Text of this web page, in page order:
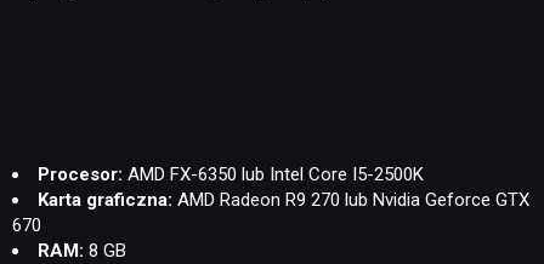
Procesor: AMD FX-6350 lub Intel Core I5-2500K
Karta graficzna: AMD Radeon R9 270 lub Nvidia Geforce GTX
670
RAM: 8 GB